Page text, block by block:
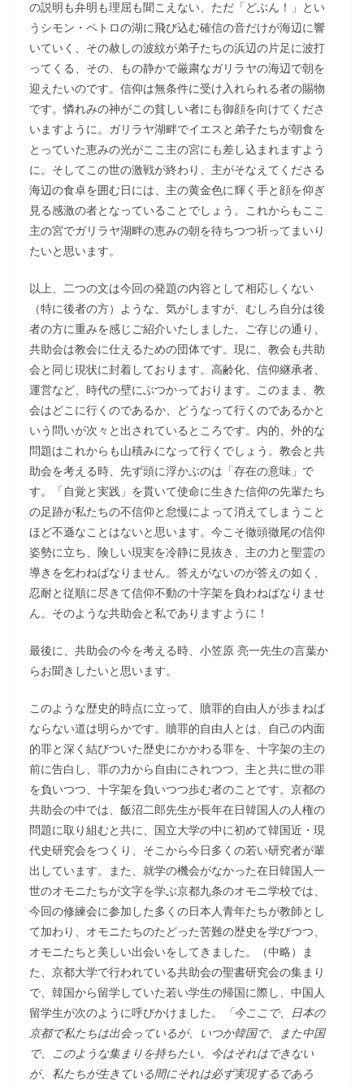
の説明も弁明も理屈も聞こえない、ただ「どぶん！」とい
うシモン・ペトロの湖に飛び込む確信の音だけが海辺に響
いていく、その赦しの波紋が弟子たちの浜辺の片足に波打
ってくる、その、もの静かで厳粛なガリラヤの海辺で朝を
迎えたいのです。信仰は無条件に受け入れられる者の賜物
です。憐れみの神がこの貧しい者にも御顔を向けてくださ
いますように。ガリラヤ湖畔でイエスと弟子たちが朝食を
とっていた恵みの光がここ主の宮にも差し込まれますよう
に。そしてこの世の激戦が終わり、主がそなえてくださる
海辺の食卓を囲む日には、主の黄金色に輝く手と顔を仰ぎ
見る感激の者となっていることでしょう。これからもここ
主の宮でガリラヤ湖畔の恵みの朝を待ちつつ祈ってまいり
たいと思います。
以上、二つの文は今回の発題の内容として相応しくない
（特に後者の方）ような、気がしますが、むしろ自分は後
者の方に重みを感じご紹介いたしました。ご存じの通り、
共助会は教会に仕えるための団体です。現に、教会も共助
会と同じ現状に封着しております。高齢化、信仰継承者、
運営など、時代の壁にぶつかっております。このまま、教
会はどこに行くのであるか、どうなって行くのであるかと
いう問いが次々と出されているところです。内的、外的な
問題はこれからも山積みになって行くでしょう。教会と共
助会を考える時、先ず頭に浮かぶのは「存在の意味」で
す。「自覚と実践」を貫いて使命に生きた信仰の先輩たち
の足跡が私たちの不信仰と怠慢によって消えてしまうこと
ほど不遜なことはないと思います。今こそ徹頭徹尾の信仰
姿勢に立ち、険しい現実を冷静に見抜き、主の力と聖霊の
導きを乞わねばなりません。答えがないのが答えの如く、
忍耐と従順に尽きて信仰不動の十字架を負わねばなりませ
ん。そのような共助会と私でありますように！
最後に、共助会の今を考える時、小笠原 亮一先生の言葉か
らお聞きしたいと思います。
このような歴史的時点に立って、贖罪的自由人が歩まねば
ならない道は明らかです。贖罪的自由人とは、自己の内面
的罪と深く結びついた歴史にかかわる罪を、十字架の主の
前に告白し、罪の力から自由にされつつ、主と共に世の罪
を負いつつ、十字架を負いつつ歩む者のことです。京都の
共助会の中では、飯沼二郎先生が長年在日韓国人の人権の
問題に取り組むと共に、国立大学の中に初めて韓国近・現
代史研究会をつくり、そこから今日多くの若い研究者が輩
出しています。また、就学の機会がなかった在日韓国人一
世のオモニたちが文字を学ぶ京都九条のオモニ学校では、
今回の修練会に参加した多くの日本人青年たちが教師とし
て加わり、オモニたちのたどった苦難の歴史を学びつつ、
オモニたちと美しい出会いをしてきました。（中略）ま
た、京都大学で行われている共助会の聖書研究会の集まり
で、韓国から留学していた若い学生の帰国に際し、中国人
留学生が次のように呼びかけました。
「今ここで、日本の
京都で私たちは出会っているが、いつか韓国で、また中国
で、このような集まりを持ちたい。今はそれはできない
が、私たちが生きている間にそれは必ず実現するであろ